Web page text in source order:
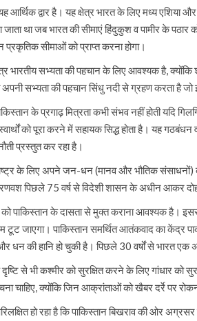
आर्थिक द्वार है। यह क्षेत्र भारत के लिए मध्य एशिया
जाता था जब भारत की सीमाएं हिंदुकुश व पामीर के
सीमाओं को प्राप्त करना होगा।
भारतीय सभ्यता की पहचान के लिए आवश्यक है, क्योंकि
अपनी सभ्यता की पहचान सिंधु नदी से ग्रहण करता है
के प्रगाढ़ मित्रता कभी संभव नहीं होती यदि
को पूरा करने में सहायक सिद्ध होता है। यह
प्रस्तुत कर रहा है।
के लिए अपने जन-धन (मानव और भौतिक संसाधनों)
पिछले 75 वर्ष से विदेशी शासन के अधीन आकर
पाकिस्तान के दासता से मुक्त कराना आवश्यक है।
टूट जाएगा। पाकिस्तान समर्थित आतंकवाद का केंद्र
की हानि हो चुकी है। पिछले 30 वर्षों से भारत एक
से भी कश्मीर को सुरक्षित करने के लिए गांधार को
चाहिए, क्योंकि जिन आक्रांताओं को खैबर दर्रे पर
हो रहा है कि पाकिस्तान बिखराव की ओर